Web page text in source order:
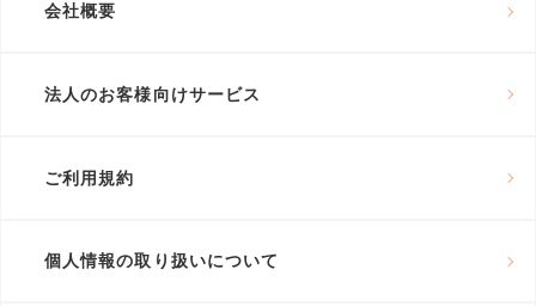
会社概要
法人のお客様向けサービス
ご利用規約
個人情報の取り扱いについて